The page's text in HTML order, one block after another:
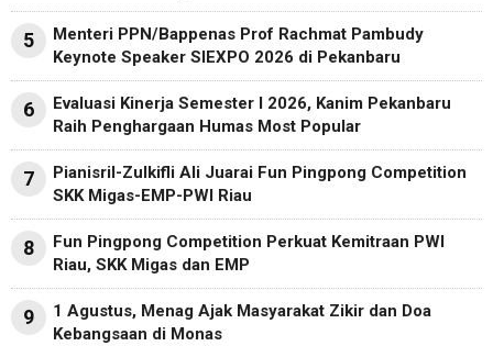
5
Menteri PPN/Bappenas Prof Rachmat Pambudy
Keynote Speaker SIEXPO 2026 di Pekanbaru
6
Evaluasi Kinerja Semester I 2026, Kanim Pekanbaru
Raih Penghargaan Humas Most Popular
7
Pianisril-Zulkifli Ali Juarai Fun Pingpong Competition
SKK Migas-EMP-PWI Riau
8
Fun Pingpong Competition Perkuat Kemitraan PWI
Riau, SKK Migas dan EMP
9
1 Agustus, Menag Ajak Masyarakat Zikir dan Doa
Kebangsaan di Monas